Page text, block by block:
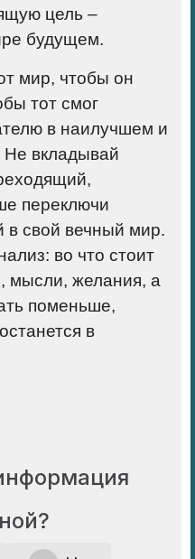
цель –
будущем.
мир, чтобы он
тот смог
в наилучшем и
вкладывай
переключи
в свой вечный мир.
во что стоит
мысли, желания, а
поменьше,
в